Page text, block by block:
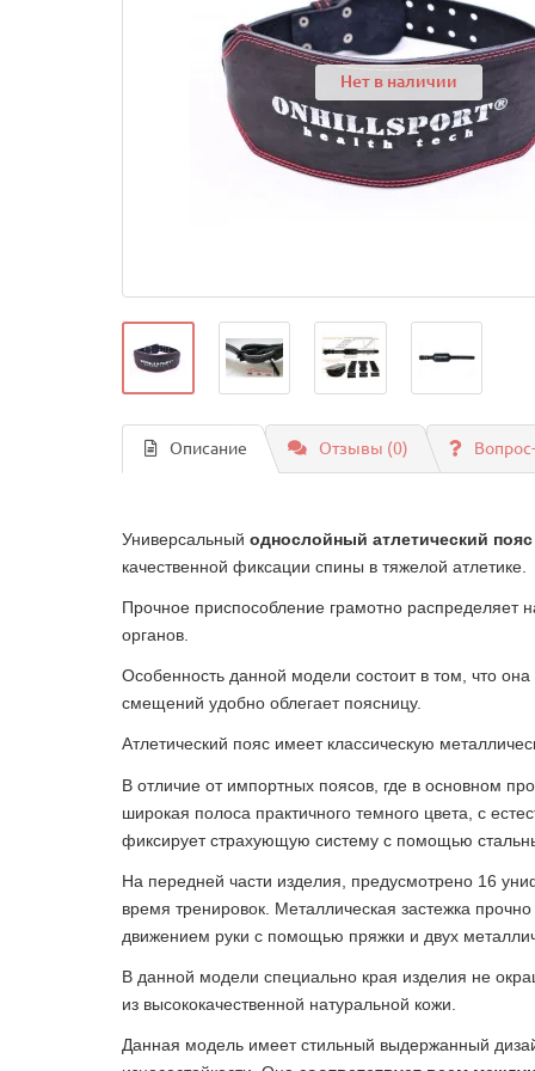
Нет в наличии
Описание Отзывы (0)
Универсальный однослойный атлетический
качественной фиксации спины в тяжелой атлетике.
Прочное приспособление грамотно распределяет
органов.
Особенность данной модели состоит в том, что
смещений удобно облегает поясницу.
Атлетический пояс имеет классическую
В отличие от импортных поясов, где в основном
широкая полоса практичного темного цвета, с
фиксирует страхующую систему с помощью
На передней части изделия, предусмотрено 16
время тренировок. Металлическая застежка
движением руки с помощью пряжки и двух
В данной модели специально края изделия не
из высококачественной натуральной кожи.
Данная модель имеет стильный выдержанный